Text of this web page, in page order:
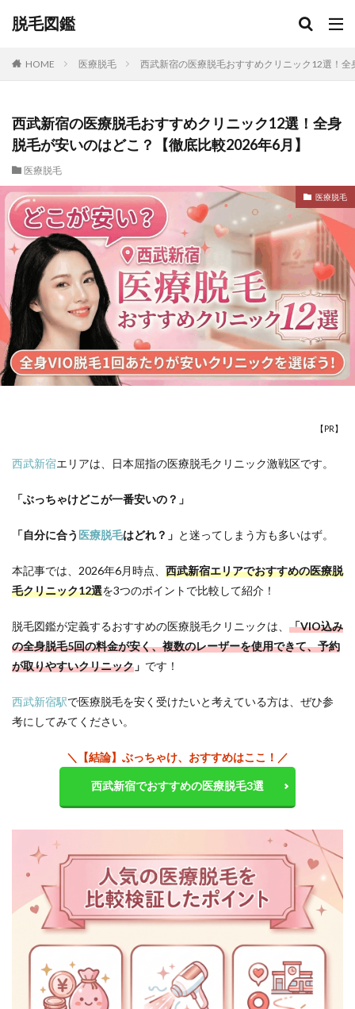
脱毛図鑑
HOME 医療脱毛 西武新宿の医療脱毛おすすめクリニック12選！
西武新宿の医療脱毛おすすめクリニック12選！全身
脱毛が安いのはどこ？【徹底比較2026年6月】
医療脱毛
医療脱毛
【PR】
西武新宿エリアは、日本屈指の医療脱毛クリニック激戦区です。
「ぶっちゃけどこが一番安いの？」
「自分に合う 医療脱毛はどれ？」 と迷ってしまう方も多いはず。
本記事では、 2026年6月時点、 西武新宿エリアでおすすめの医療脱
毛クリニック12選を3つのポイントで比較して紹介！
脱毛図鑑が定義するおすすめの医療脱毛クリニックは、 「VIO込み
の全身脱毛5回の料金が安く、複数のレーザーを使用できて、予約
が取りやすいクリニック 」 です！
西武新宿駅で医療脱毛を安く受けたいと考えている方は、ぜひ参
考にしてみてください。
＼【結論】ぶっちゃけ、おすすめはここ！／
西武新宿でおすすめの医療脱毛3選